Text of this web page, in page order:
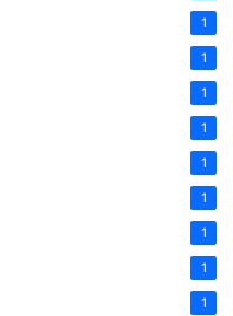
1
1
1
1
1
1
1
1
1